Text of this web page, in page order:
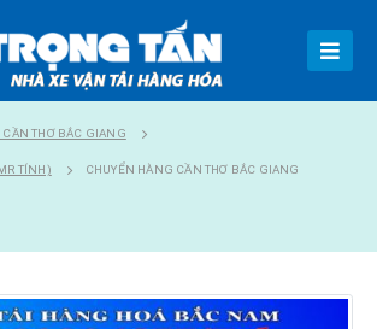
THƠ BẮC GIANG
TÍNH) CHUYỂN HÀNG CẦN THƠ BẮC GIANG